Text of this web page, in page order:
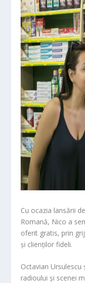
Cu ocazia lansării
Romană, Nico a
oferit gratis, prin
și clienților fideli.
Octavian
radioului și scenei